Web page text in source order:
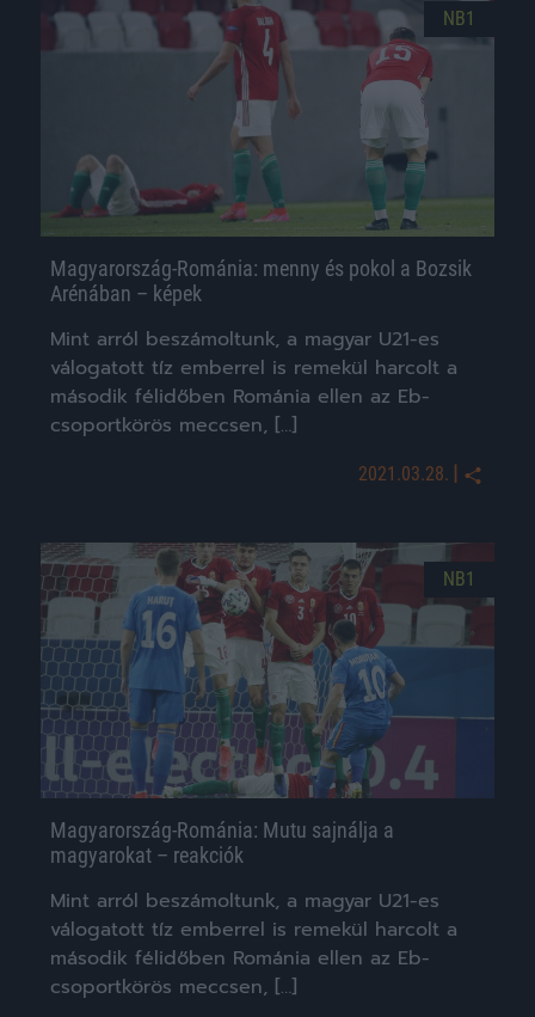
NB1
Magyarország-Románia: menny és pokol a Bozsik
Arénában – képek
Mint arról beszámoltunk, a magyar U21-es
válogatott tíz emberrel is remekül harcolt a
második félidőben Románia ellen az Eb-
csoportkörös meccsen, […]
2021.03.28. |
NB1
Magyarország-Románia: Mutu sajnálja a
magyarokat – reakciók
Mint arról beszámoltunk, a magyar U21-es
válogatott tíz emberrel is remekül harcolt a
második félidőben Románia ellen az Eb-
csoportkörös meccsen, […]